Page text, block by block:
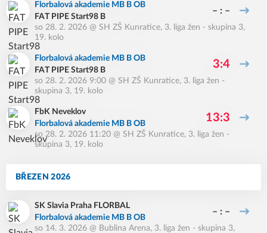
Florbalová akademie MB B OB
FAT PIPE Start98 B
– : –
so 28. 2. 2026 @ SH ZŠ Kunratice, 3. liga žen - skupina 3,
19. kolo
Florbalová akademie MB B OB
FAT PIPE Start98 B
3:4
so 28. 2. 2026 9:00 @ SH ZŠ Kunratice, 3. liga žen -
skupina 3, 19. kolo
FbK Neveklov
Florbalová akademie MB B OB
13:3
so 28. 2. 2026 11:20 @ SH ZŠ Kunratice, 3. liga žen -
skupina 3, 19. kolo
BŘEZEN 2026
SK Slavia Praha FLORBAL
Florbalová akademie MB B OB
– : –
so 14. 3. 2026 @ Bublina Arena, 3. liga žen - skupina 3,